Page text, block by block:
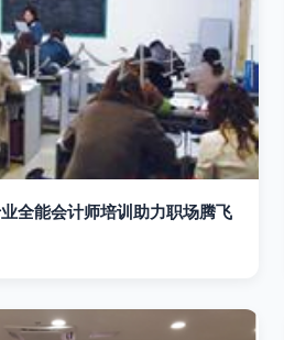
全能会计师培训助力职场腾飞